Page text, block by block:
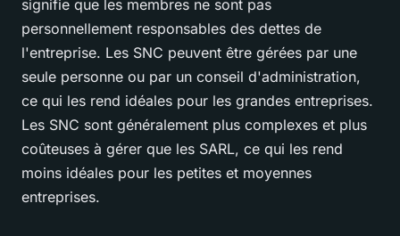
signifie que les membres ne sont pas
personnellement responsables des dettes de
l'entreprise. Les SNC peuvent être gérées par une
seule personne ou par un conseil d'administration,
ce qui les rend idéales pour les grandes entreprises.
Les SNC sont généralement plus complexes et plus
coûteuses à gérer que les SARL, ce qui les rend
moins idéales pour les petites et moyennes
entreprises.